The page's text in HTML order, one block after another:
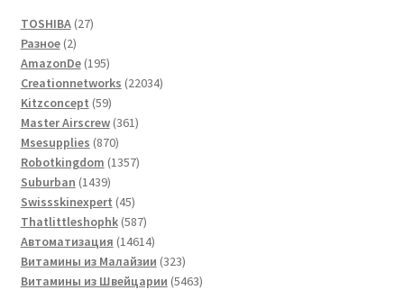
TOSHIBA 2727
Разное 22
товара
AmazonDe 195195
товаров
Creationnetworks 2203422034
Kitzconcept 5959
товаров
Master Airscrew 361361
Msesupplies 870870
товаров
Robotkingdom 13571357
Suburban 14391439
товаров
Swissskinexpert 4545
товаров
Thatlittleshophk 587587
товаров
Автоматизация 1461414614
товаров
Витамины из Малайзии 323323
товара
Витамины из Швейцарии 54635463